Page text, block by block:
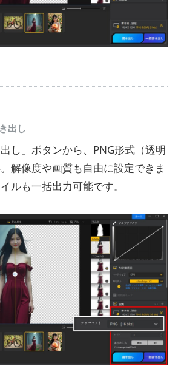
出し
し」ボタンから、PNG形式（透明
解像度や画質も自由に設定できま
ルも一括出力可能です。